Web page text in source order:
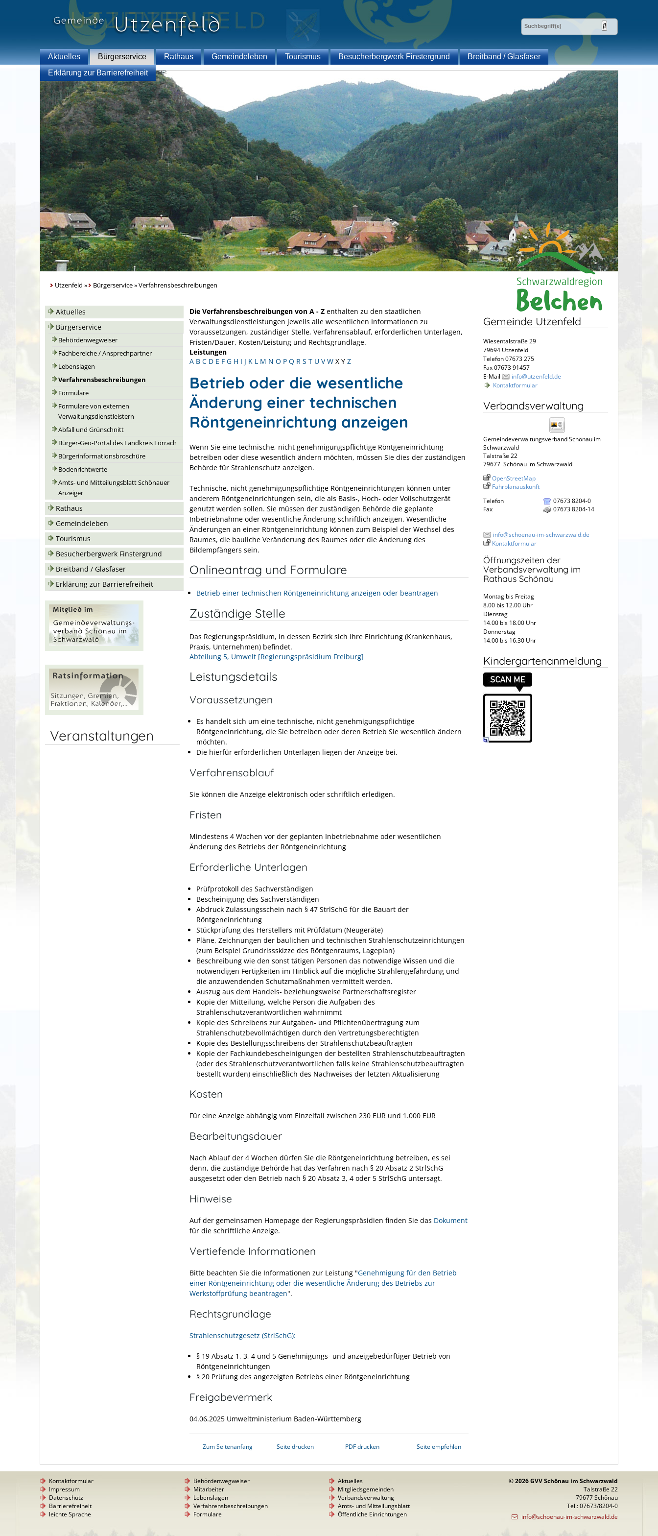
Aktuelles Bürgerservice Rathaus Gemeindeleben Tourismus Besucherbergwerk Finstergrund
Breitband / Glasfaser
Erklärung zur Barrierefreiheit
Utzenfeld » Bürgerservice»Verfahrensbeschreibungen
Aktuelles
Bürgerservice
Behördenwegweiser
Fachbereiche / Ansprechpartner
Lebenslagen
Verfahrensbeschreibungen
Formulare
Formulare von externen
Verwaltungsdienstleistern
Abfall und Grünschnitt
Bürger-Geo-Portal des Landkreis Lörrach
Bürgerinformationsbroschüre
Bodenrichtwerte
Amts- und Mitteilungsblatt Schönauer
Anzeiger
Rathaus
Gemeindeleben
Tourismus
Besucherbergwerk Finstergrund
Breitband / Glasfaser
Erklärung zur Barrierefreiheit
Veranstaltungen
Die Verfahrensbeschreibungen von A - Z enthalten zu den staatlichen
Verwaltungsdienstleistungen jeweils alle wesentlichen Informationen zu
Voraussetzungen, zuständiger Stelle, Verfahrensablauf, erforderlichen Unterlagen,
Fristen/Dauer, Kosten/Leistung und Rechtsgrundlage.
Leistungen
A B C D E F G H I J K L M N O P Q R S T U V W X Y Z
Betrieb oder die wesentliche
Änderung einer technischen
Röntgeneinrichtung anzeigen
Wenn Sie eine technische, nicht genehmigungspflichtige Röntgeneinrichtung
betreiben oder diese wesentlich ändern möchten, müssen Sie dies der zuständigen
Behörde für Strahlenschutz anzeigen.
Technische, nicht genehmigungspflichtige Röntgeneinrichtungen können unter
anderem Röntgeneinrichtungen sein, die als Basis-, Hoch- oder Vollschutzgerät
genutzt werden sollen. Sie müssen der zuständigen Behörde die geplante
Inbetriebnahme oder wesentliche Änderung schriftlich anzeigen. Wesentliche
Änderungen an einer Röntgeneinrichtung können zum Beispiel der Wechsel des
Raumes, die bauliche Veränderung des Raumes oder die Änderung des
Bildempfängers sein.
Onlineantrag und Formulare
Betrieb einer technischen Röntgeneinrichtung anzeigen oder beantragen
Zuständige Stelle
Das Regierungspräsidium, in dessen Bezirk sich Ihre Einrichtung (Krankenhaus,
Praxis, Unternehmen) befindet.
Abteilung 5, Umwelt [Regierungspräsidium Freiburg]
Leistungsdetails
Voraussetzungen
Es handelt sich um eine technische, nicht genehmigungspflichtige
Röntgeneinrichtung, die Sie betreiben oder deren Betrieb Sie wesentlich ändern
möchten.
Die hierfür erforderlichen Unterlagen liegen der Anzeige bei.
Verfahrensablauf
Sie können die Anzeige elektronisch oder schriftlich erledigen.
Fristen
Mindestens 4 Wochen vor der geplanten Inbetriebnahme oder wesentlichen
Änderung des Betriebs der Röntgeneinrichtung
Erforderliche Unterlagen
Prüfprotokoll des Sachverständigen
Bescheinigung des Sachverständigen
Abdruck Zulassungsschein nach § 47 StrlSchG für die Bauart der
Röntgeneinrichtung
Stückprüfung des Herstellers mit Prüfdatum (Neugeräte)
Pläne, Zeichnungen der baulichen und technischen Strahlenschutzeinrichtungen
(zum Beispiel Grundrissskizze des Röntgenraums, Lageplan)
Beschreibung wie den sonst tätigen Personen das notwendige Wissen und die
notwendigen Fertigkeiten im Hinblick auf die mögliche Strahlengefährdung und
die anzuwendenden Schutzmaßnahmen vermittelt werden.
Auszug aus dem Handels- beziehungsweise Partnerschaftsregister
Kopie der Mitteilung, welche Person die Aufgaben des
Strahlenschutzverantwortlichen wahrnimmt
Kopie des Schreibens zur Aufgaben- und Pflichtenübertragung zum
Strahlenschutzbevollmächtigen durch den Vertretungsberechtigten
Kopie des Bestellungsschreibens der Strahlenschutzbeauftragten
Kopie der Fachkundebescheinigungen der bestellten Strahlenschutzbeauftragten
(oder des Strahlenschutzverantwortlichen falls keine Strahlenschutzbeauftragten
bestellt wurden) einschließlich des Nachweises der letzten Aktualisierung
Kosten
Für eine Anzeige abhängig vom Einzelfall zwischen 230 EUR und 1.000 EUR
Bearbeitungsdauer
Nach Ablauf der 4 Wochen dürfen Sie die Röntgeneinrichtung betreiben, es sei
denn, die zuständige Behörde hat das Verfahren nach § 20 Absatz 2 StrlSchG
ausgesetzt oder den Betrieb nach § 20 Absatz 3, 4 oder 5 StrlSchG untersagt.
Hinweise
Auf der gemeinsamen Homepage der Regierungspräsidien finden Sie das Dokument
für die schriftliche Anzeige.
Vertiefende Informationen
Bitte beachten Sie die Informationen zur Leistung "Genehmigung für den Betrieb
einer Röntgeneinrichtung oder die wesentliche Änderung des Betriebs zur
Werkstoffprüfung beantragen".
Rechtsgrundlage
Strahlenschutzgesetz (StrlSchG):
§ 19 Absatz 1, 3, 4 und 5 Genehmigungs- und anzeigebedürftiger Betrieb von
Röntgeneinrichtungen
§ 20 Prüfung des angezeigten Betriebs einer Röntgeneinrichtung
Freigabevermerk
04.06.2025 Umweltministerium Baden-Württemberg
Zum Seitenanfang Seite drucken PDF drucken Seite empfehlen
Gemeinde Utzenfeld
Wiesentalstraße 29
79694 Utzenfeld
Telefon 07673 275
Fax 07673 91457
E-Mail
info@utzenfeld.de
Kontaktformular
Verbandsverwaltung
Gemeindeverwaltungsverband Schönau im
Schwarzwald
Talstraße 22
79677 Schönau im Schwarzwald
OpenStreetMap
Fahrplanauskunft
Telefon
07673 8204-0
Fax
07673 8204-14
info@schoenau-im-schwarzwald.de
Kontaktformular
Öffnungszeiten der
Verbandsverwaltung im
Rathaus Schönau
Montag bis Freitag
8.00 bis 12.00 Uhr
Dienstag
14.00 bis 18.00 Uhr
Donnerstag
14.00 bis 16.30 Uhr
Kindergartenanmeldung
Kontaktformular
Impressum
Datenschutz
Barrierefreiheit
leichte Sprache
Behördenwegweiser
Mitarbeiter
Lebenslagen
Verfahrensbeschreibungen
Formulare
Aktuelles
Mitgliedsgemeinden
Verbandsverwaltung
Amts- und Mitteilungsblatt
Öffentliche Einrichtungen
© 2026 GVV Schönau im Schwarzwald
Talstraße 22
79677 Schönau
Tel.: 07673/8204-0
info@schoenau-im-schwarzwald.de